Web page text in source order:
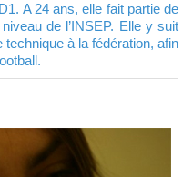
A 24 ans, elle fait partie de
de l’INSEP. Elle y suit
à la fédération, afin